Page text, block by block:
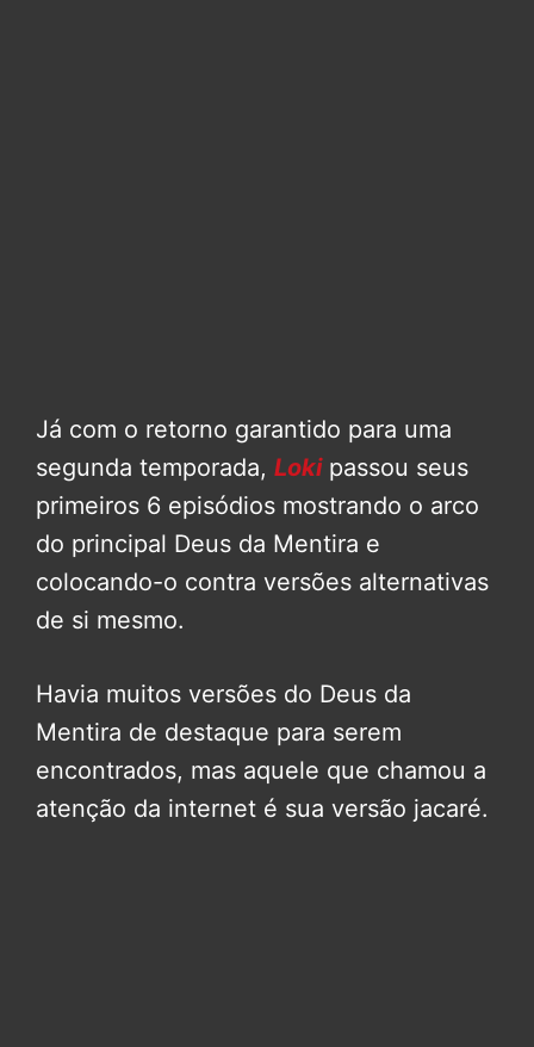
Já com o retorno garantido para uma
segunda temporada, Lokipassou seus
primeiros 6 episódios mostrando o arco
do principal Deus da Mentira e
colocando-o contra versões alternativas
de si mesmo.
Havia muitos versões do Deus da
Mentira de destaque para serem
encontrados, mas aquele que chamou a
atenção da internet é sua versão jacaré.